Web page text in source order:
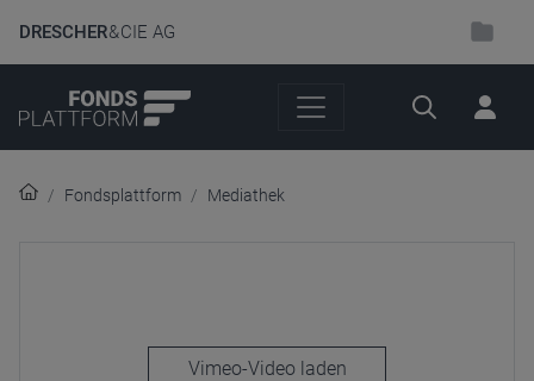
DRESCHER& CIE AG
Suche
Fondsplattform Mediathek
laden